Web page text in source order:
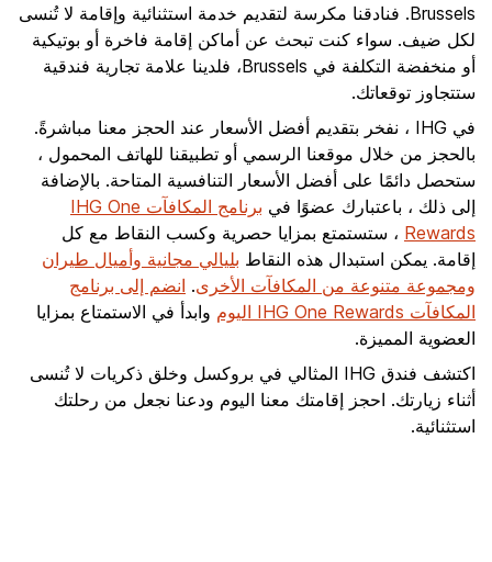
Brussels. فنادقنا مكرسة لتقديم خدمة استثنائية وإقامة لا تُنسى
لكل ضيف. سواء كنت تبحث عن أماكن إقامة فاخرة أو بوتيكية
أو منخفضة التكلفة في Brussels، فلدينا علامة تجارية فندقية
ستتجاوز توقعاتك.
في IHG ، نفخر بتقديم أفضل الأسعار عند الحجز معنا مباشرةً.
بالحجز من خلال موقعنا الرسمي أو تطبيقنا للهاتف المحمول ،
ستحصل دائمًا على أفضل الأسعار التنافسية المتاحة. بالإضافة
إلى ذلك ، باعتبارك عضوًا في
برنامج المكافآت IHG One
Rewards ، ستستمتع بمزايا حصرية وكسب النقاط مع كل
إقامة. يمكن استبدال هذه النقاط بليالي مجانية وأميال طيران
ومجموعة متنوعة من المكافآت الأخرى. انضم إلى برنامج
المكافآت IHG One Rewards اليوم
وابدأ في الاستمتاع بمزايا
العضوية المميزة.
اكتشف فندق IHG المثالي في بروكسل وخلق ذكريات لا تُنسى
أثناء زيارتك. احجز إقامتك معنا اليوم ودعنا نجعل من رحلتك
استثنائية.